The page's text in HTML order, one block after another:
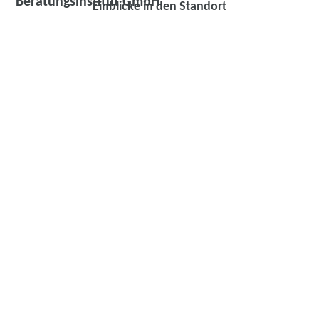
Einblicke in den Standort